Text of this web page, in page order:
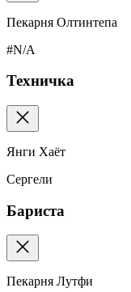
Пекарня Олтинтепа
#N/A
Техничка
Янги Хаёт
Сергели
Бариста
Пекарня Лутфи